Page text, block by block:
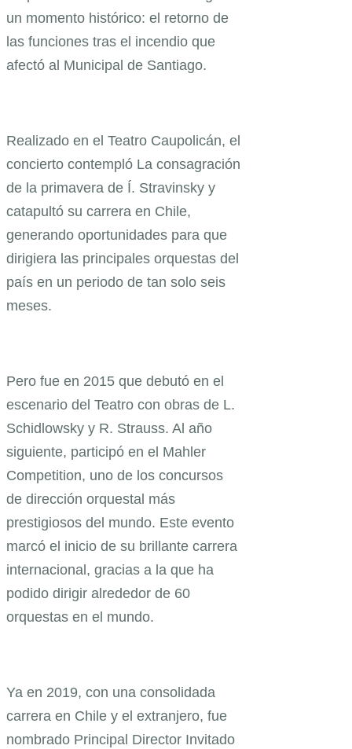
un momento histórico: el retorno de
las funciones tras el incendio que
afectó al Municipal de Santiago.
Realizado en el Teatro Caupolicán, el
concierto contempló La consagración
de la primavera de Í. Stravinsky y
catapultó su carrera en Chile,
generando oportunidades para que
dirigiera las principales orquestas del
país en un periodo de tan solo seis
meses.
Pero fue en 2015 que debutó en el
escenario del Teatro con obras de L.
Schidlowsky y R. Strauss. Al año
siguiente, participó en el Mahler
Competition, uno de los concursos
de dirección orquestal más
prestigiosos del mundo. Este evento
marcó el inicio de su brillante carrera
internacional, gracias a la que ha
podido dirigir alrededor de 60
orquestas en el mundo.
Ya en 2019, con una consolidada
carrera en Chile y el extranjero, fue
nombrado Principal Director Invitado